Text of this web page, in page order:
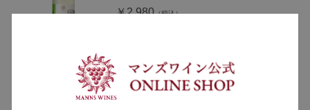
￥2,980